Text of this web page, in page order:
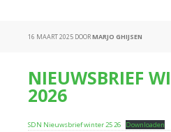
16 MAART 2025 DOORMARJO GHIJSEN
NIEUWSBRIEF
2026
SDN Nieuwsbrief winter 25 26 Downloaden